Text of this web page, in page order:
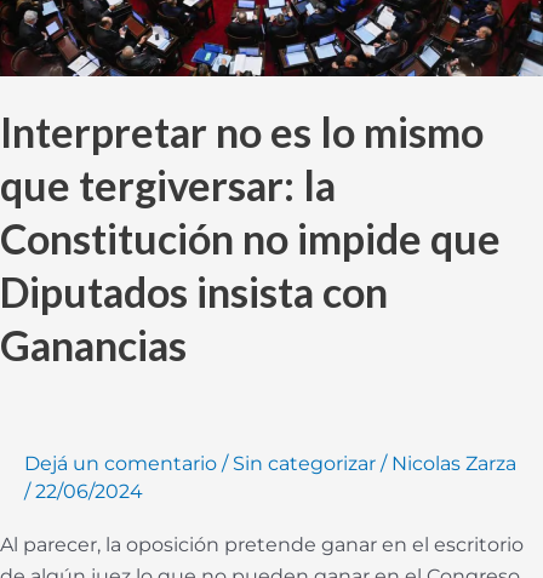
Interpretar no es lo mismo
que tergiversar: la
Constitución no impide que
Diputados insista con
Ganancias
Dejá un comentario / Sin categorizar / Nicolas Zarza
/22/06/2024
Al parecer, la oposición pretende ganar en el escritorio
la
Constitución
impide
que
Diputados
insista
con
Ganancias